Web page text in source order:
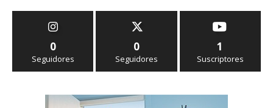
0
Seguidores
0
Seguidores
1
Suscriptores